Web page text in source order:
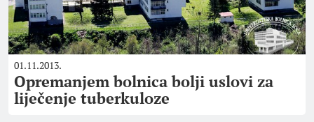
01.11.2013.
Opremanjem bolnica bolji uslovi za
liječenje tuberkuloze